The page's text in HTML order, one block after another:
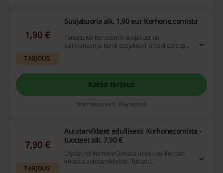
1,90 €
TARJOUS
Suojakuoria alk. 1,90 eur Korhone.comista
Tutustu Korhonecomin suojakuorien
valikoimaan ja hanki suojakuori laitteellesi super
Katso tarjous
Voimassa asti: Käynnissä
7,90 €
TARJOUS
Autotarvikkeet edullisesti Korhonecomista -
tuotteet alk. 7,90 €
Löydät nyt KorhoneComista upean valikoiman
erilaisia autotarvikkeista. Tutustu